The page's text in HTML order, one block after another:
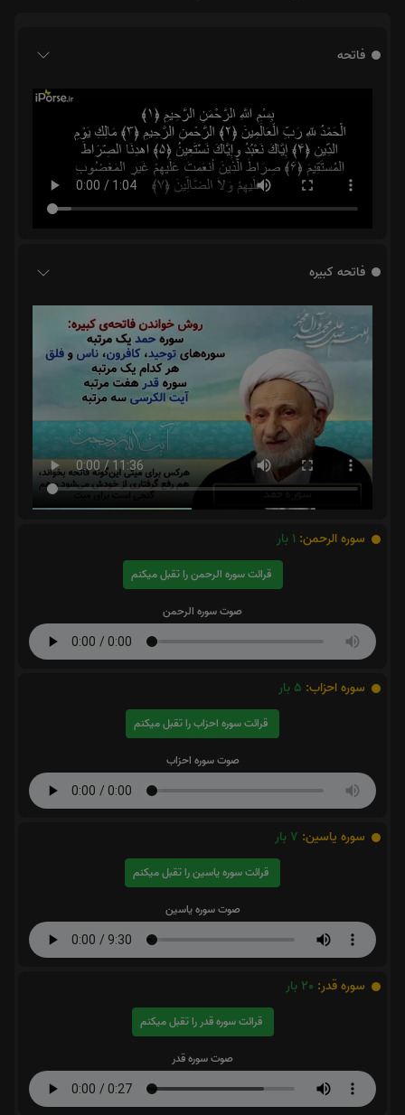
فاتحه
فاتحه کبیره
سوره الرحمن: 1 بار
قرائت سوره الرحمن را تقبل میکنم
صوت سوره الرحمن
سوره احزاب: 5 بار
قرائت سوره احزاب را تقبل میکنم
صوت سوره احزاب
سوره یاسین: 7 بار
قرائت سوره یاسین را تقبل میکنم
صوت سوره یاسین
سوره قدر: 20 بار
قرائت سوره قدر را تقبل میکنم
صوت سوره قدر